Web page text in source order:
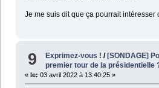
Je me suis dit que ça pourrait intéresser
9 Exprimez-vous ! / [SONDAGE]
premier tour de la présidentielle
« le: 03 avril 2022 à 13:40:25 »